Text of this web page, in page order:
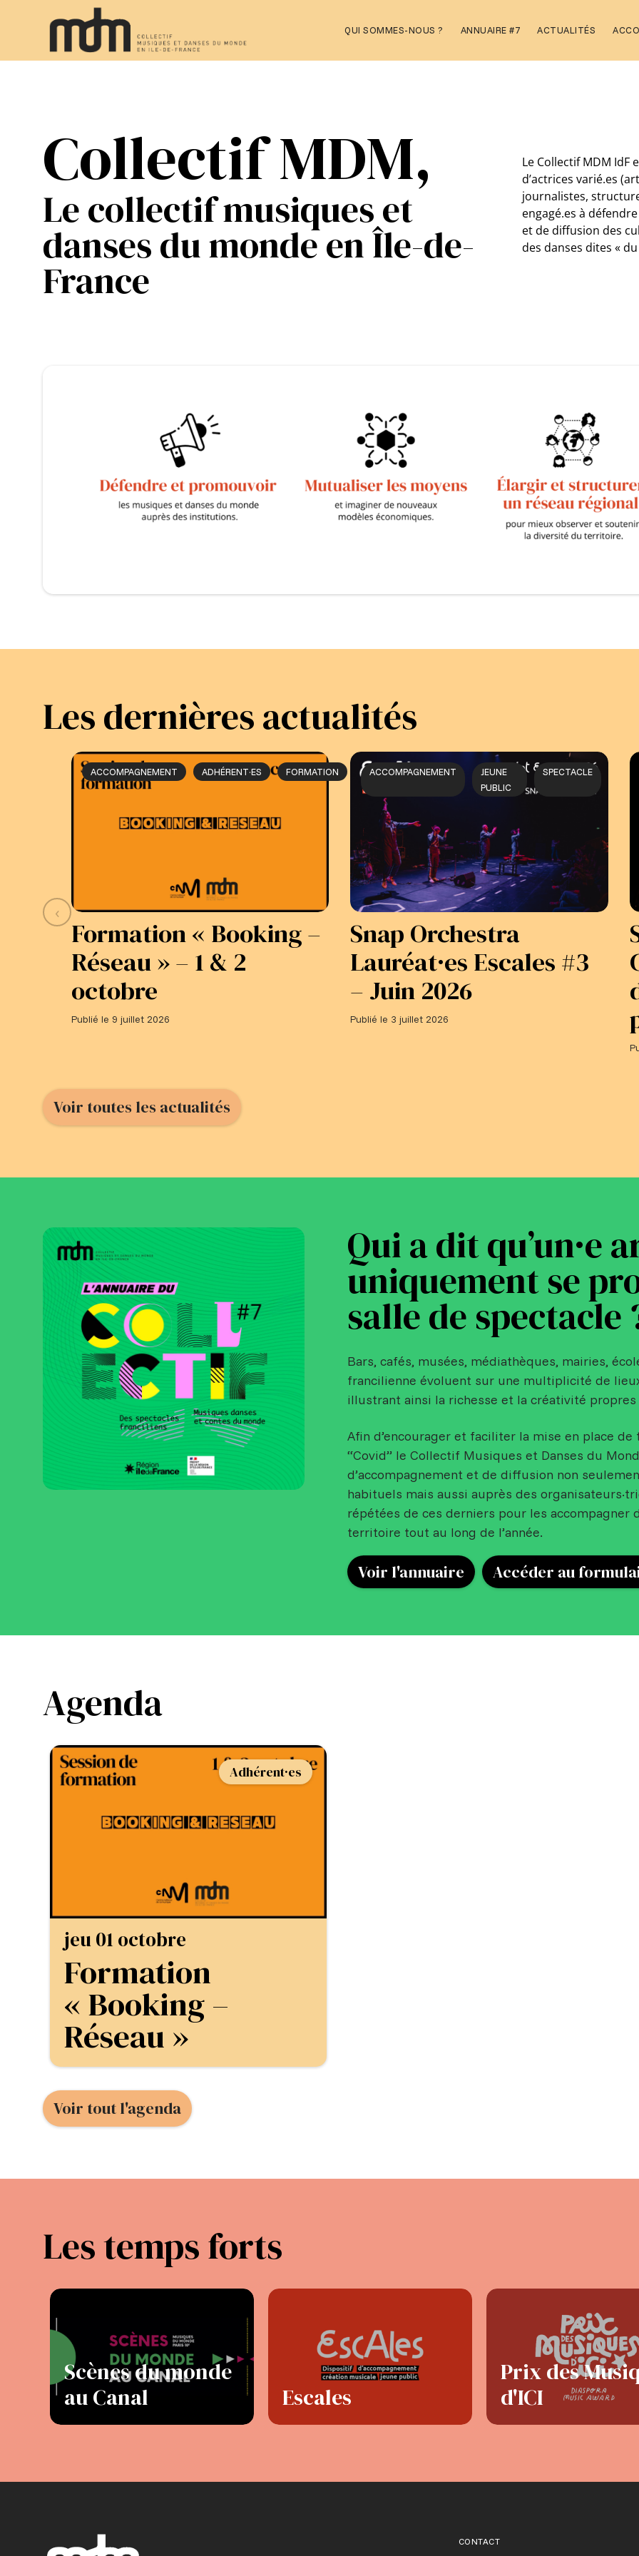
Aller
au
QUI SOMMES-NOUS ? ANNUAIRE #7 ACTUALITÉS
Collectif MDM,
Le collectif musiques et
danses du monde en Île-de-
France
Le Collectif MDM IdF
d’actrices varié.es
journalistes,
engagé.es à
et de diffusion des
des danses dites «
Les dernières actualités
‹
ACCOMPAGNEMENT ADHÉRENT·ES FORMATION
Formation « Booking –
Réseau » – 1 & 2
octobre
Publié le 9 juillet 2026
ACCOMPAGNEMENT
JEUNE
PUBLIC
SPECTACLE
Snap Orchestra
Lauréat·es Escales #3
– Juin 2026
Publié le 3 juillet 2026
Voir toutes les actualités
Qui a dit qu’un·e
uniquement se
salle de spectacle
Bars, cafés, musées, médiathèques, mairies,
francilienne évoluent sur une multiplicité de
illustrant ainsi la richesse et la créativité
Afin d’encourager et faciliter la mise en place
“Covid” le Collectif Musiques et Danses du
d’accompagnement et de diffusion non
habituels mais aussi auprès des
répétées de ces derniers pour les accompagner
territoire tout au long de l’année.
Voir l'annuaire Accéder au
Agenda
Adhérent·es
jeu 01 octobre
Formation
« Booking –
Réseau »
Voir tout l'agenda
Les temps forts
Scènes du monde
au Canal
Escales
Prix des
d'ICI
CONTACT